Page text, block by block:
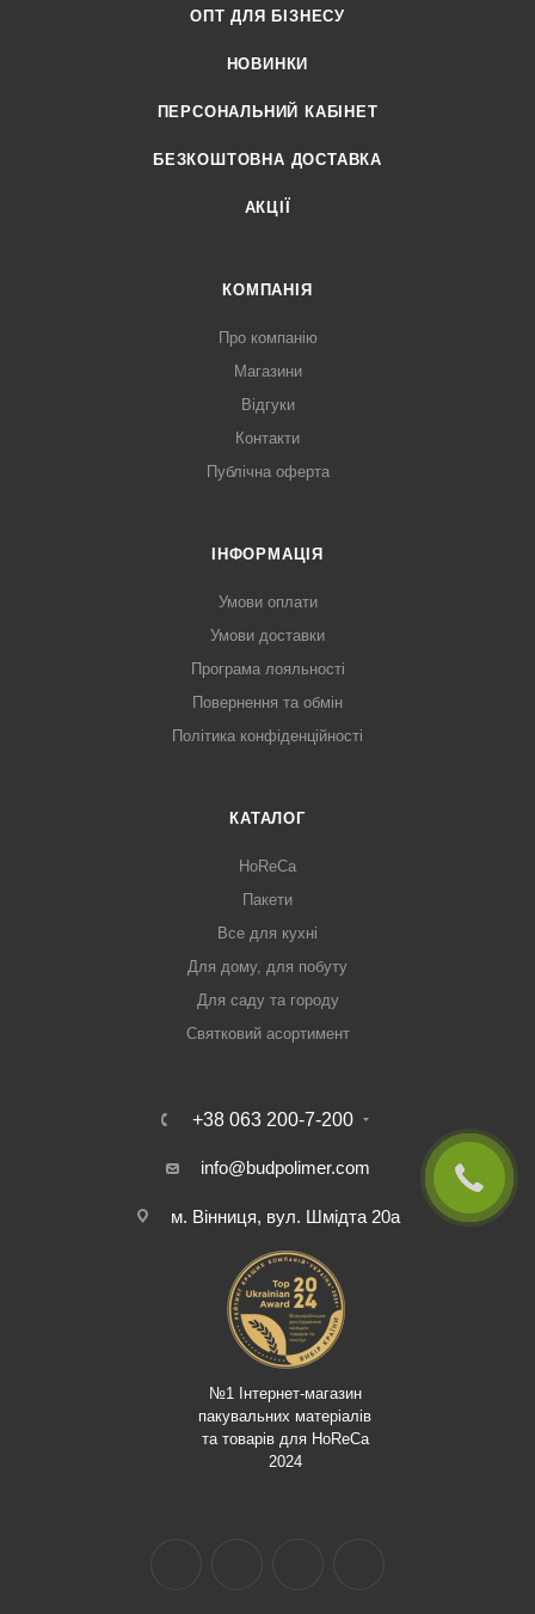
ОПТ ДЛЯ БІЗНЕСУ
НОВИНКИ
ПЕРСОНАЛЬНИЙ КАБІНЕТ
БЕЗКОШТОВНА ДОСТАВКА
АКЦІЇ
КОМПАНІЯ
Про компанію
Магазини
Відгуки
Контакти
Публічна оферта
ІНФОРМАЦІЯ
Умови оплати
Умови доставки
Програма лояльності
Повернення та обмін
Політика конфіденційності
КАТАЛОГ
HoReCa
Пакети
Все для кухні
Для дому, для побуту
Для саду та городу
Святковий асортимент
+38 063 200-7-200
info@budpolimer.com
м. Вінниця, вул. Шмідта 20а
№1 Інтернет-магазин
пакувальних матеріалів
та товарів для HoReCa
2024